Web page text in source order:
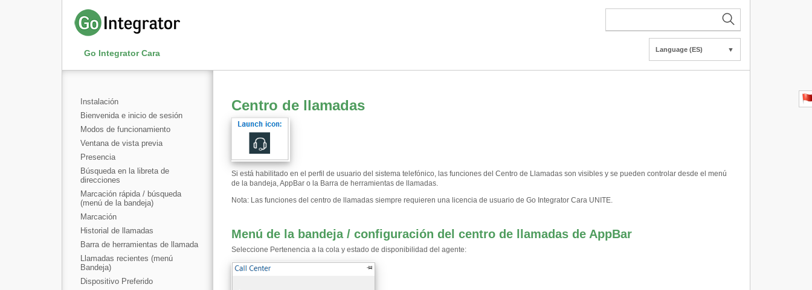
Go Integrator Cara Language (ES) ▼
Instalación
Bienvenida e inicio de sesión
Modos de funcionamiento
Ventana de vista previa
Presencia
Búsqueda en la libreta de
direcciones
Marcación rápida / búsqueda
(menú de la bandeja)
Marcación
Historial de llamadas
Barra de herramientas de llamada
Llamadas recientes (menú
Bandeja)
Dispositivo Preferido
Centro de llamadas
Si está habilitado en el perfil de usuario del sistema telefónico, las funciones del Centro de Llamadas son visibles y se pueden controlar desde el menú
de la bandeja, AppBar o la Barra de herramientas de llamadas.
Nota: Las funciones del centro de llamadas siempre requieren una licencia de usuario de Go Integrator Cara UNITE.
Menú de la bandeja / configuración del centro de llamadas de AppBar
Seleccione Pertenencia a la cola y estado de disponibilidad del agente: